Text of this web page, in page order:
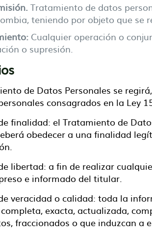
Tratamiento de datos
teniendo por objeto que se
Cualquier operación o
o supresión.
de Datos Personales se
consagrados en la Ley
finalidad: el Tratamiento de
obedecer a una finalidad
libertad: a fin de realizar
e informado del titular.
veracidad o calidad: toda la
completa, exacta, actualizada,
fraccionados o que induzcan a